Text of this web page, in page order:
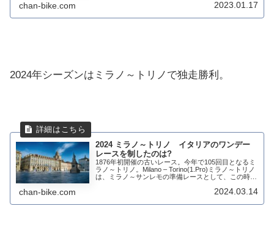
者 2020 リッチー・ポート 2019 ダ...
chan-bike.com 2023.01.17
2024年シーズンはミラノ～トリノで独走勝利。
2024 ミラノ～トリノ イタリアのワンデー
レースを制したのは?
1876年初開催の古いレース。今年で105回目となるミ
ラノ～トリノ。Milano – Torino(1.Pro)ミラノ～トリノ
は、ミラノ～サンレモの準備レースとして、この時期
chan-bike.com 2024.03.14